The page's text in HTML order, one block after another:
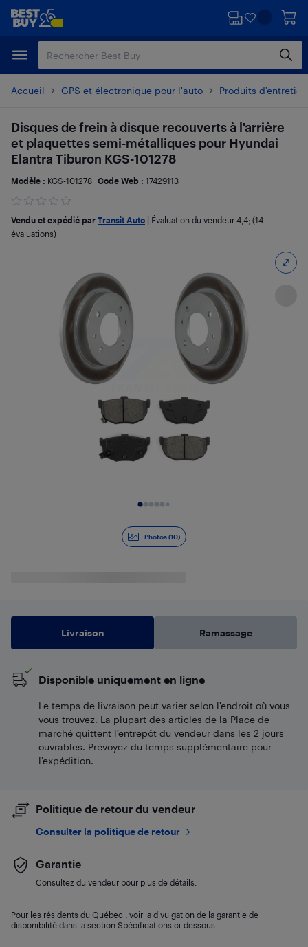
Passer
principal
Passer
Accueil GPS et électronique pour l'auto Produits
Photos (10)
Disques de frein à disque recouverts à l'arrière
et plaquettes semi-métalliques pour Hyundai
Elantra Tiburon KGS-101278
Modèle : KGS-101278 Code Web : 17429113
Vendu et expédié par Transit Auto Évaluation du vendeur 4,4; (14
évaluations)
Livraison Ramassage
Disponible uniquement en ligne
Le temps de livraison peut varier selon l'endroit où vous
vous trouvez. La plupart des articles de la Place de
marché quittent l’entrepôt du vendeur dans les 2 jours
ouvrables. Prévoyez du temps supplémentaire pour
l’expédition.
Politique de retour du vendeur
Consulter la politique de retour
Garantie
Consultez du vendeur pour plus de détails.
Pour les résidents du Québec : voir la divulgation de la garantie de
disponibilité dans la section Spécifications ci-dessous.